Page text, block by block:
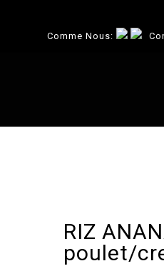
Comme Nous:
RIZ
poulet/